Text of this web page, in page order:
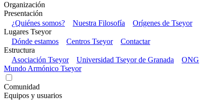
Organización
Presentación
¿Quiénes somos?
Nuestra Filosofía
Orígenes de Tseyor
Lugares Tseyor
Dónde estamos
Centros Tseyor
Contactar
Estructura
Asociación Tseyor
Universidad Tseyor de Granada
ONG
Mundo Armónico Tseyor
Comunidad
Equipos y usuarios